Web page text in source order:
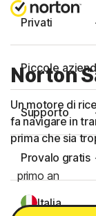
Privati
Piccole
Supporto
Provalo gratis
Italia
Norton
Un motore di
fa navigare in
prima che sia
primo an